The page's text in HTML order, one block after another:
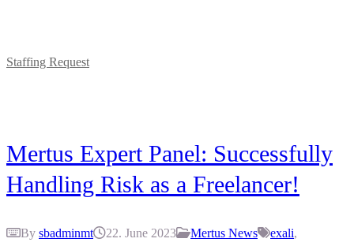
Staffing Request
Mertus Expert Panel: Successfully
Handling Risk as a Freelancer!
By sbadminmt 22. June 2023 Mertus News exali,